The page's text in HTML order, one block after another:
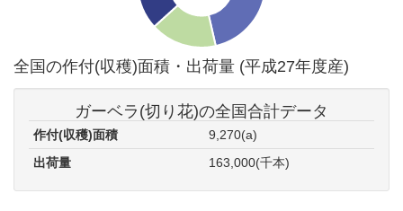
全国の作付(収穫)面積・出荷量 (平成27年度産)
ガーベラ(切り花)の全国合計データ
作付(収穫)面積
9,270(a)
出荷量
163,000(千本)